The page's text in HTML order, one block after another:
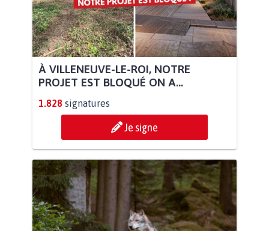
À VILLENEUVE-LE-ROI, NOTRE
PROJET EST BLOQUÉ ON A...
1.828 signatures
Je signe